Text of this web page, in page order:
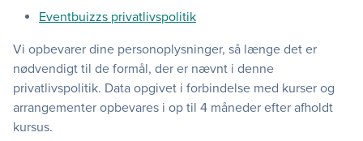
Eventbuizzs privatlivspolitik
Vi opbevarer dine personoplysninger, så længe det er
nødvendigt til de formål, der er nævnt i denne
privatlivspolitik. Data opgivet i forbindelse med kurser og
arrangementer opbevares i op til 4 måneder efter afholdt
kursus.